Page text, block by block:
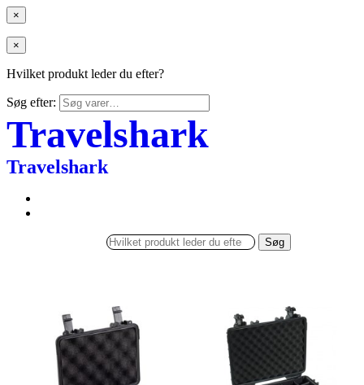
×
×
Hvilket produkt leder du efter?
Søg efter:
Travelshark
Travelshark
Søg